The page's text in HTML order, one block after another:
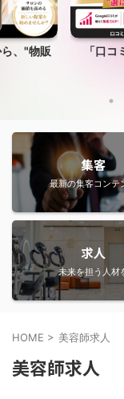
、"物販
「口
集客
最新の集客コンテ
求人
未来を担う人材
HOME > 美容師求人
美容師求人